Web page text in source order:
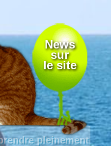
News
sur
le site
pleinement